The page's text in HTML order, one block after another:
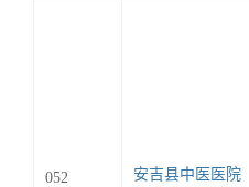
052 安吉县中医医院